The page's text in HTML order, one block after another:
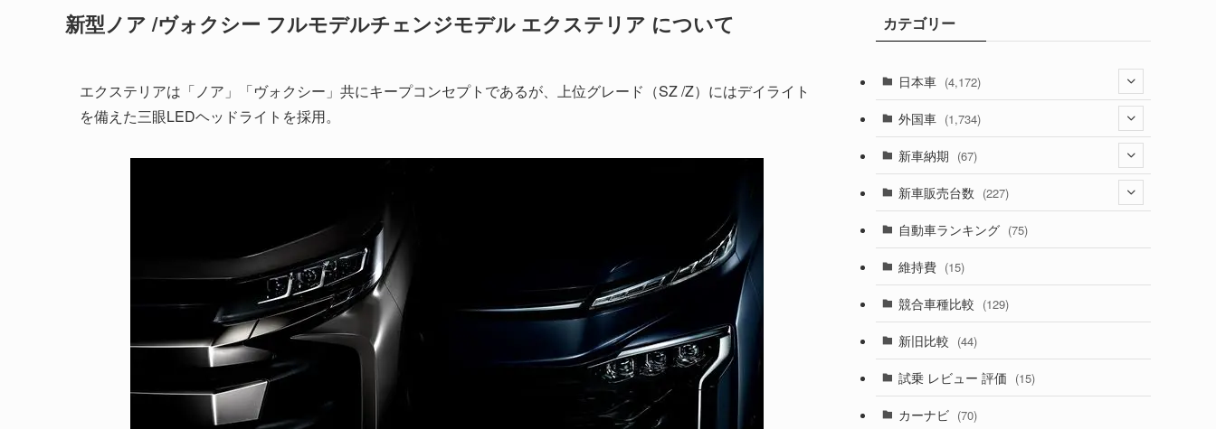
新型ノア /ヴォクシー フルモデルチェンジモデル エクステリア について
エクステリアは「ノア」「ヴォクシー」共にキープコンセプトであるが、上位グレード（SZ /Z）にはデイライト
を備えた三眼LEDヘッドライトを採用。
ブカテゴリー
日本車 (4,172)
(1,321)
(329)
(525)
(357)
(328)
(194)
(230)
(253)
外国車 (1,734)
(188)
(242)
(85)
(84)
(14)
(222)
新車納期 (67)
(28)
(8)
(3)
(3)
(5)
新車販売台数 (227)
(21)
(5)
(7)
自動車ランキング (75)
維持費 (15)
競合車種比較 (129)
新旧比較 (44)
試乗 レビュー 評価 (15)
カーナビ (70)